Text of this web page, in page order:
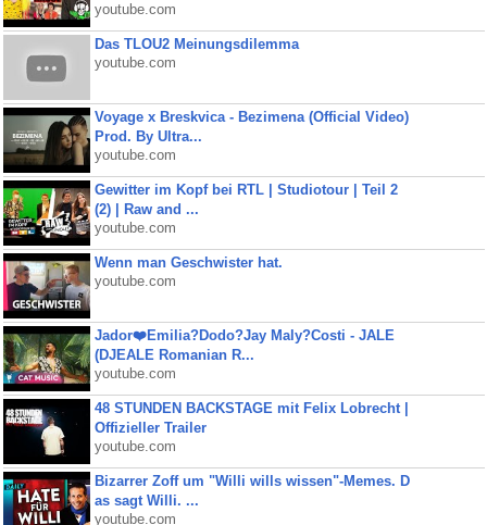
youtube.com
Das TLOU2 Meinungsdilemma
youtube.com
Voyage x Breskvica - Bezimena (Official Video)
Prod. By Ultra...
youtube.com
Gewitter im Kopf bei RTL | Studiotour | Teil 2
(2) | Raw and ...
youtube.com
Wenn man Geschwister hat.
youtube.com
Jador❤️Emilia?Dodo?Jay Maly?Costi - JALE
(DJEALE Romanian R...
youtube.com
48 STUNDEN BACKSTAGE mit Felix Lobrecht |
Offizieller Trailer
youtube.com
Bizarrer Zoff um "Willi wills wissen"-Memes. D
as sagt Willi. ...
youtube.com